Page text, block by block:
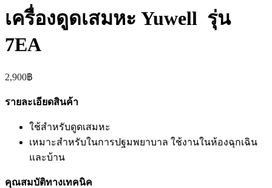
เครื่องดูดเสมหะ Yuwell รุ่น
7EA
2,900฿
รายละเอียดสินค้า
ใช้สำหรับดูดเสมหะ
เหมาะสำหรับในการปฐมพยาบาล ใช้งานในห้องฉุกเฉิน
และบ้าน
คุณสมบัติทางเทคนิค